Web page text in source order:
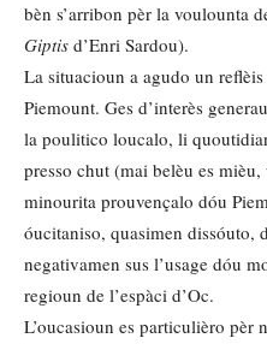
bèn s’arribon pèr la voulounta
Giptis d’Enri Sardou).
La situacioun a agudo un
Piemount. Ges d’interès
la poulitico loucalo, li
presso chut (mai belèu es
minourita prouvençalo dóu
óucitaniso, quasimen dissóuto,
negativamen sus l’usage dóu
regioun de l’espàci d’Oc.
L’oucasioun es particulièro pèr